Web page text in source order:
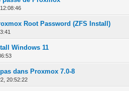
5 en moyenne
123 45
Root Password (ZFS Install)
5 en moyenne
12345
Windows 11
5 en moyenne
12345
dans Proxmox 7.0-8
20:52:22
5 en moyenne
1 2345